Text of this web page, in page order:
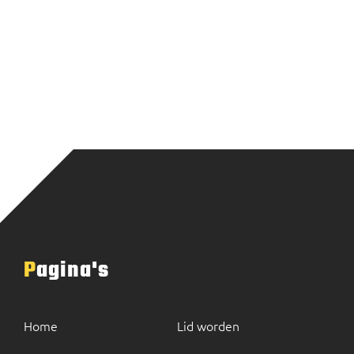
Pagina's
Home Lid worden